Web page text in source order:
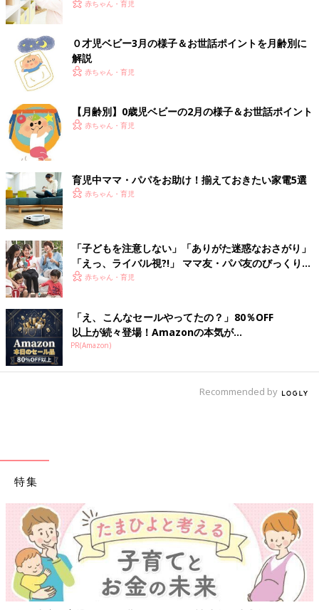
赤ちゃん・育児
０才児ベビー3月の様子＆お世話ポイントを月齢別に
解説
赤ちゃん・育児
【月齢別】0歳児ベビーの2月の様子＆お世話ポイント
赤ちゃん・育児
育児中ママ・パパをお助け！揃えておきたい家電5選
赤ちゃん・育児
「子どもを注意しない」「ありがた迷惑なおさがり」
「えっ、ライバル視?!」 ママ友・パパ友のびっくりエ
ピソード
赤ちゃん・育児
「え、こんなセールやってたの？」80％OFF
以上が続々登場！Amazonの本気が...
PR(Amazon)
Recommended by
特集